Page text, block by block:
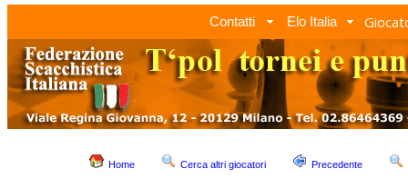
Contatti Elo Italia
Home Cerca altri giocatori Precedente